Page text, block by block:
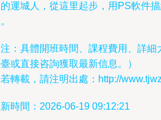
運城人，從這里起步，用PS軟件
：具體開班時間、課程費用、詳
或直接咨詢獲取最新信息。）
轉載，請注明出處：http://
時間：2026-06-19 09:12:21